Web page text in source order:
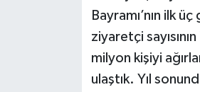
Bayramı’nın ilk
ziyaretçi
milyon kişiyi
ulaştık. Yıl